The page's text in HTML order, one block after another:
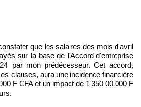
que les salaires des mois d'avril
sur la base de l'Accord d'entreprise
par mon prédécesseur. Cet accord,
clauses, aura une incidence financière
F CFA et un impact de 1 350 00 000 F